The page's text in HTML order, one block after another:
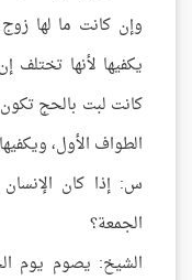
وإن كانت ما لها
يكفيها لأنها تختلف
كانت لبت بالحج
الطواف الأول،
س: إذا كان
الجمعة؟
الشيخ: يصوم يوم